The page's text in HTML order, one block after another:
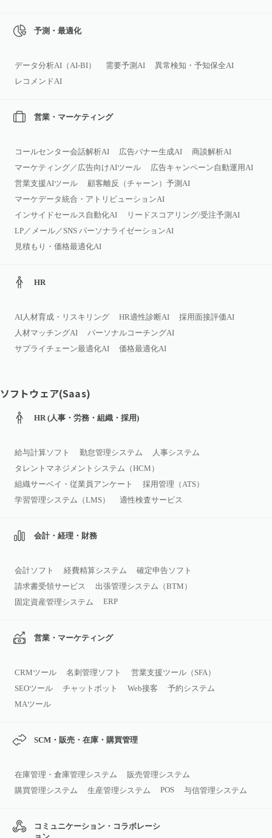
予測・最適化
データ分析AI（AI‑BI） 需要予測AI
異常検知・予知保全AI
レコメンドAI
営業・マーケティング
コールセンター会話解析AI 広告バナー生成AI
商談解析AI
マーケティング／広告向けAIツール
広告キャンペーン自動運用AI
営業支援AIツール
顧客離反（チャーン）予測AI
マーケデータ統合・アトリビューションAI
インサイドセールス自動化AI
リードスコアリング/受注予測AI
LP／メール／SNS パーソナライゼーションAI
見積もり・価格最適化AI
HR
AI人材育成・リスキリング HR適性診断AI
採用面接評価AI
人材マッチングAI
パーソナルコーチングAI
サプライチェーン最適化AI
価格最適化AI
ソフトウェア(Saas)
HR (人事・労務・組織・採用)
給与計算ソフト 勤怠管理システム
人事システム
タレントマネジメントシステム（HCM）
組織サーベイ・従業員アンケート
採用管理（ATS）
学習管理システム（LMS）
適性検査サービス
会計・経理・財務
会計ソフト 経費精算システム
確定申告ソフト
請求書受領サービス
出張管理システム（BTM）
固定資産管理システム
ERP
営業・マーケティング
CRMツール 名刺管理ソフト
営業支援ツール（SFA）
SEOツール
チャットボット Web接客
予約システム
MAツール
SCM・販売・在庫・購買管理
在庫管理・倉庫管理システム
販売管理システム
購買管理システム
生産管理システム POS 与信管理システム
コミュニケーション・コラボレーシ